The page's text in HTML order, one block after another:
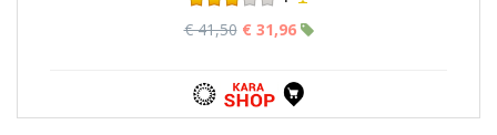
€ 41,50 € 31,96